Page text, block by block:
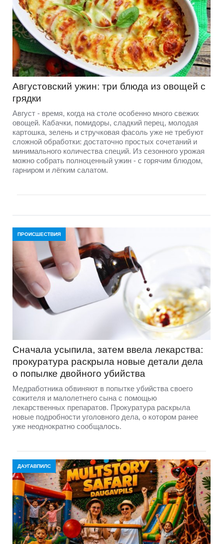
Августовский ужин: три блюда из овощей с
грядки
Август - время, когда на столе особенно много свежих
овощей. Кабачки, помидоры, сладкий перец, молодая
картошка, зелень и стручковая фасоль уже не требуют
сложной обработки: достаточно простых сочетаний и
минимального количества специй. Из сезонного урожая
можно собрать полноценный ужин - с горячим блюдом,
гарниром и лёгким салатом.
ПРОИСШЕСТВИЯ
Сначала усыпила, затем ввела лекарства:
прокуратура раскрыла новые детали дела
о попылке двойного убийства
Медработника обвиняют в попытке убийства своего
сожителя и малолетнего сына с помощью
лекарственных препаратов. Прокуратура раскрыла
новые подробности уголовного дела, о котором ранее
уже неоднократно сообщалось.
ДАУГАВПИЛС